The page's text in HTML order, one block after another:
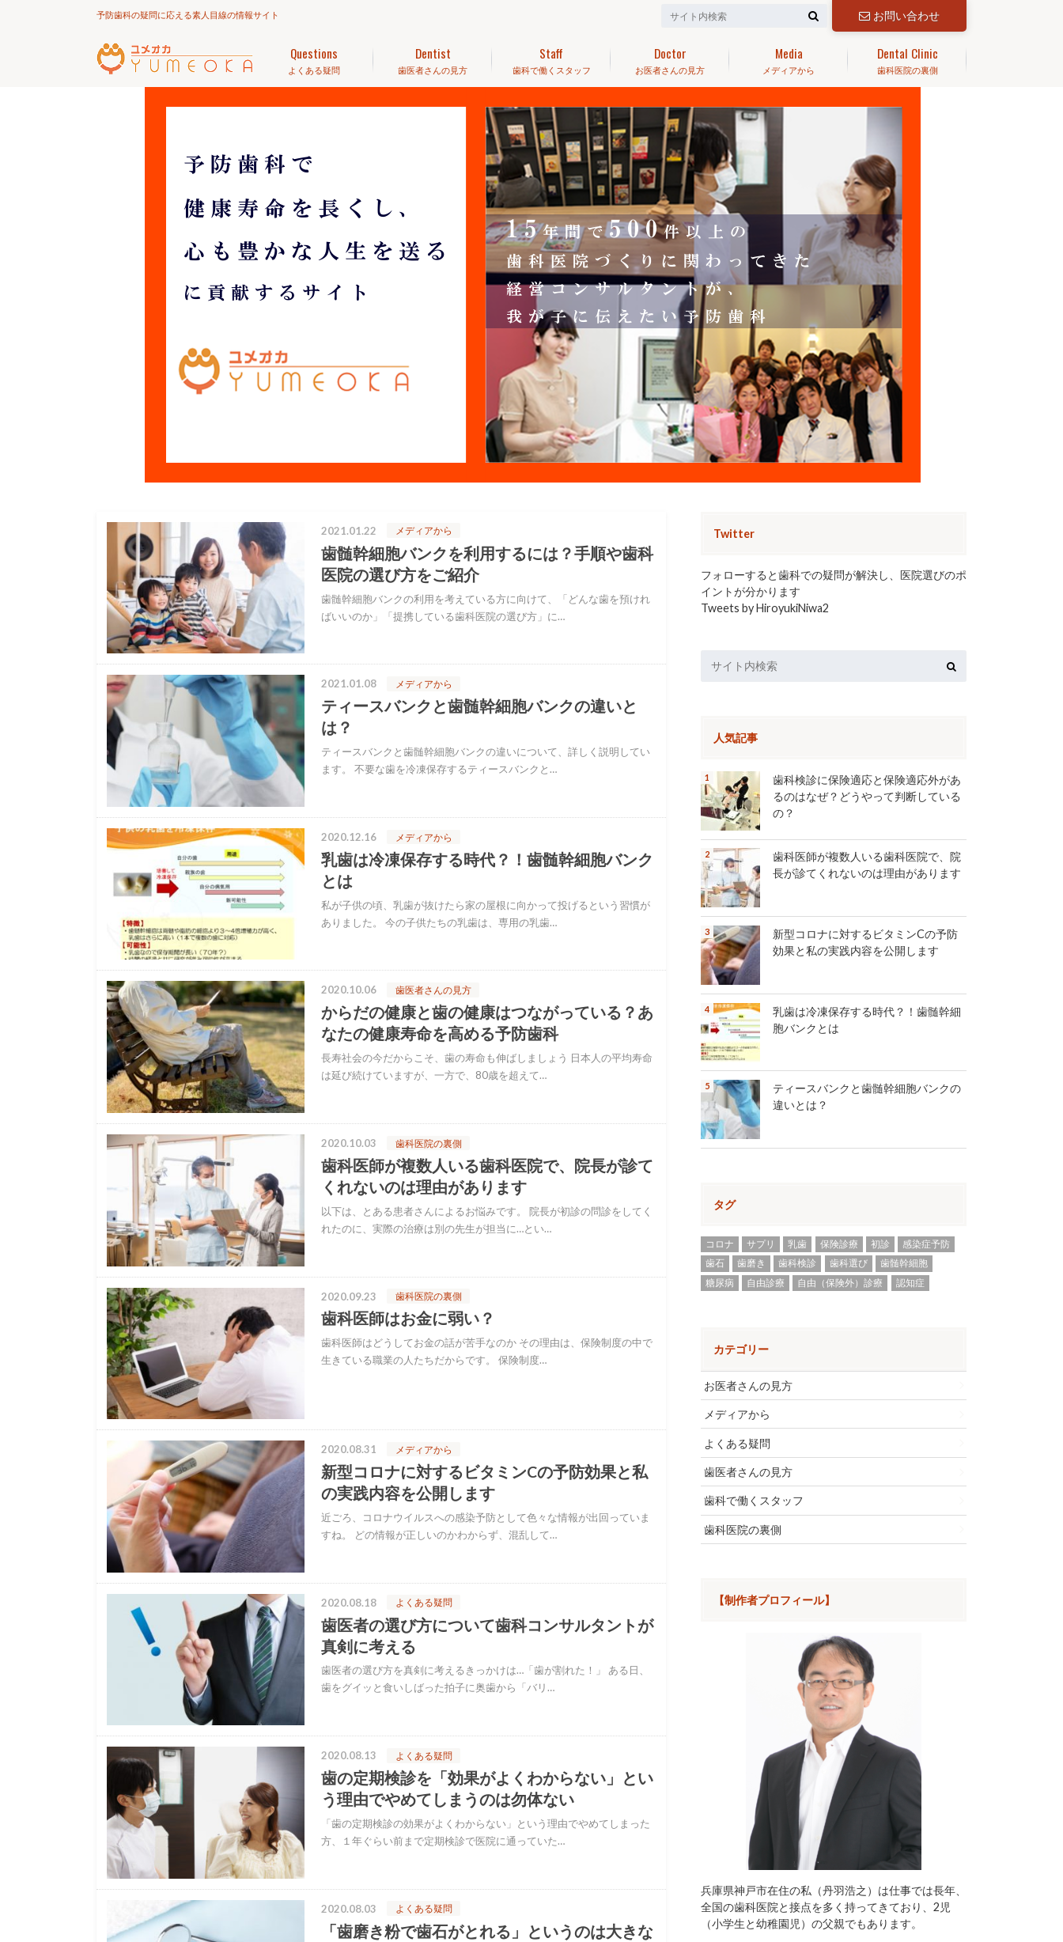
予防歯科の疑問に応える素人目線の情報サイト お問い合わせ
よくある疑問
Questions
歯医者さんの見方
Dentist
歯科で働くスタッフ
Staff
お医者さんの見方
Doctor
メディアから
Media
歯科医院の裏側
Dental Clinic
2021.01.22 メディアから
歯髄幹細胞バンクを利用するには？手順や歯科
医院の選び方をご紹介
歯髄幹細胞バンクの利用を考えている方に向けて、「どんな歯を預けれ
ばいいのか」「提携している歯科医院の選び方」に…
2021.01.08 メディアから
ティースバンクと歯髄幹細胞バンクの違いと
は？
ティースバンクと歯髄幹細胞バンクの違いについて、詳しく説明してい
ます。 不要な歯を冷凍保存するティースバンクと…
2020.12.16 メディアから
乳歯は冷凍保存する時代？！歯髄幹細胞バンク
とは
私が子供の頃、乳歯が抜けたら家の屋根に向かって投げるという習慣が
ありました。 今の子供たちの乳歯は、専用の乳歯…
2020.10.06 歯医者さんの見方
からだの健康と歯の健康はつながっている？あ
なたの健康寿命を高める予防歯科
長寿社会の今だからこそ、歯の寿命も伸ばしましょう 日本人の平均寿命
は延び続けていますが、一方で、80歳を超えて…
2020.10.03 歯科医院の裏側
歯科医師が複数人いる歯科医院で、院長が診て
くれないのは理由があります
以下は、とある患者さんによるお悩みです。 院長が初診の問診をしてく
れたのに、実際の治療は別の先生が担当に…とい…
2020.09.23 歯科医院の裏側
歯科医師はお金に弱い？
歯科医師はどうしてお金の話が苦手なのか その理由は、保険制度の中で
生きている職業の人たちだからです。 保険制度…
2020.08.31 メディアから
新型コロナに対するビタミンCの予防効果と私
の実践内容を公開します
近ごろ、コロナウイルスへの感染予防として色々な情報が出回っていま
すね。 どの情報が正しいのかわからず、混乱して…
2020.08.18 よくある疑問
歯医者の選び方について歯科コンサルタントが
真剣に考える
歯医者の選び方を真剣に考えるきっかけは…「歯が割れた！」 ある日、
歯をグイッと食いしばった拍子に奥歯から「バリ…
2020.08.13 よくある疑問
歯の定期検診を「効果がよくわからない」とい
う理由でやめてしまうのは勿体ない
「歯の定期検診の効果がよくわからない」という理由でやめてしまった
方、１年ぐらい前まで定期検診で医院に通っていた…
2020.08.03 よくある疑問
「歯磨き粉で歯石がとれる」というのは大きな
Twitter
フォローすると歯科での疑問が解決し、医院選びのポ
イントが分かります
Tweets by HiroyukiNiwa2
人気記事
歯科検診に保険適応と保険適応外があ
るのはなぜ？どうやって判断している
の？
歯科医師が複数人いる歯科医院で、院
長が診てくれないのは理由があります
新型コロナに対するビタミンCの予防
効果と私の実践内容を公開します
乳歯は冷凍保存する時代？！歯髄幹細
胞バンクとは
ティースバンクと歯髄幹細胞バンクの
違いとは？
タグ
コロナ サプリ 乳歯 保険診療 初診
感染症予防
歯石
歯磨き 歯科検診 歯科選び
歯髄幹細胞
糖尿病
自由診療 自由（保険外）診療 認知症
カテゴリー
お医者さんの見方
メディアから
よくある疑問
歯医者さんの見方
歯科で働くスタッフ
歯科医院の裏側
【制作者プロフィール】
兵庫県神戸市在住の私（丹羽浩之）は仕事では長年、
全国の歯科医院と接点を多く持ってきており、2児
（小学生と幼稚園児）の父親でもあります。